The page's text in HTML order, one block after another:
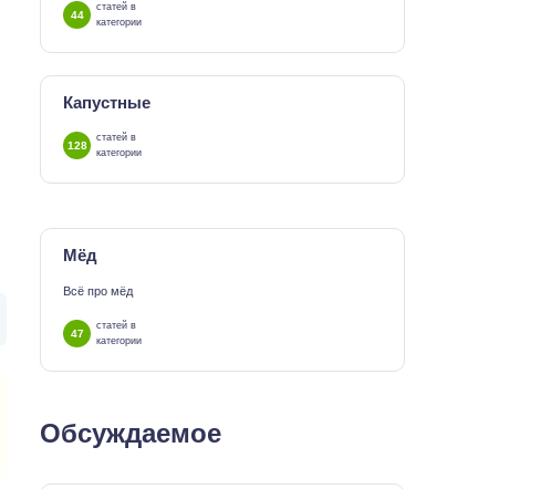
44
статей в
категории
Капустные
128
статей в
категории
Мёд
Всё про мёд
47
статей в
категории
Обсуждаемое